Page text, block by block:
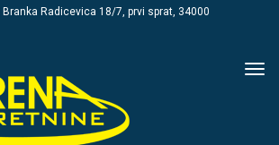
| Branka Radicevica 18/7, prvi sprat, 34000